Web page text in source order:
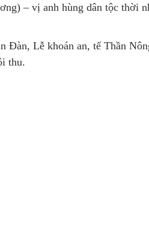
– vị anh hùng dân tộc thời
Đàn, Lễ khoán an, tế Thần
thu.